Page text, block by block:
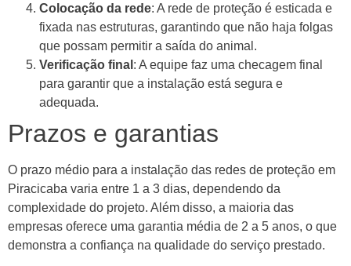
Colocação da rede: A rede de proteção é esticada e
fixada nas estruturas, garantindo que não haja folgas
que possam permitir a saída do animal.
Verificação final : A equipe faz uma checagem final
para garantir que a instalação está segura e
adequada.
Prazos e garantias
O prazo médio para a instalação das redes de proteção em
Piracicaba varia entre 1 a 3 dias, dependendo da
complexidade do projeto. Além disso, a maioria das
empresas oferece uma garantia média de 2 a 5 anos, o que
demonstra a confiança na qualidade do serviço prestado.